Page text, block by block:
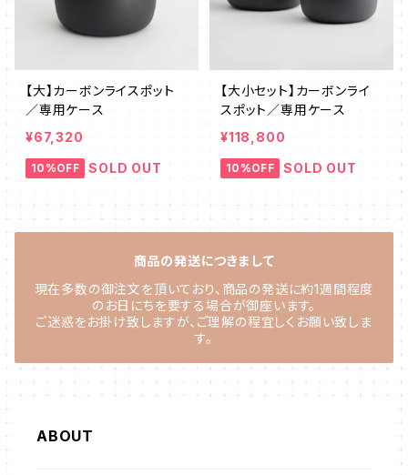
【大】カーボンライスポット
／専用ケース
¥67,320
10%OFF SOLD OUT
【大小セット】カーボンライ
スポット／専用ケース
¥118,800
10%OFF SOLD OUT
商品の発送につきまして
現在多数の御注文を頂いており、商品の発送に約1週間程度
のお日にちを要する場合が御座います。
ご迷惑をお掛け致しますが、ご理解の程宜しくお願い致しま
す。
ABOUT